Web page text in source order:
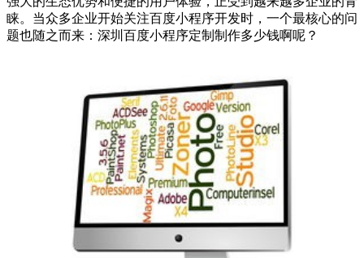
睐。当众多企业开始关注百度小程序开发时，一个最核心的问
题也随之而来：深圳百度小程序定制制作多少钱啊呢？